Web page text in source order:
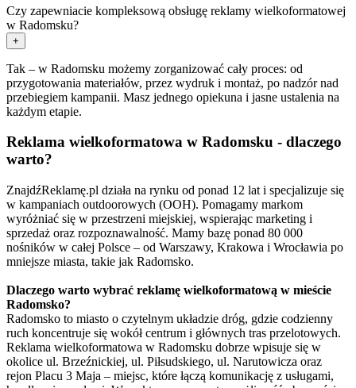
Czy zapewniacie kompleksową obsługę reklamy wielkoformatowej
w Radomsku?
+
Tak – w Radomsku możemy zorganizować cały proces: od
przygotowania materiałów, przez wydruk i montaż, po nadzór nad
przebiegiem kampanii. Masz jednego opiekuna i jasne ustalenia na
każdym etapie.
Reklama wielkoformatowa w Radomsku - dlaczego
warto?
ZnajdźReklamę.pl działa na rynku od ponad 12 lat i specjalizuje się
w kampaniach outdoorowych (OOH). Pomagamy markom
wyróżniać się w przestrzeni miejskiej, wspierając marketing i
sprzedaż oraz rozpoznawalność. Mamy bazę ponad 80 000
nośników w całej Polsce – od Warszawy, Krakowa i Wrocławia po
mniejsze miasta, takie jak Radomsko.
Dlaczego warto wybrać reklamę wielkoformatową w mieście
Radomsko?
Radomsko to miasto o czytelnym układzie dróg, gdzie codzienny
ruch koncentruje się wokół centrum i głównych tras przelotowych.
Reklama wielkoformatowa w Radomsku dobrze wpisuje się w
okolice ul. Brzeźnickiej, ul. Piłsudskiego, ul. Narutowicza oraz
rejon Placu 3 Maja – miejsc, które łączą komunikację z usługami,